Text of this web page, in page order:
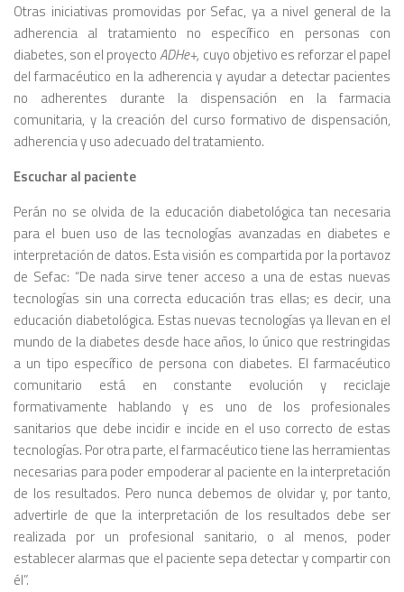
Otras iniciativas promovidas por Sefac, ya a nivel general de la
adherencia al tratamiento no específico en personas con
diabetes, son el proyectoADHe+, cuyo objetivo es reforzar el papel
del farmacéutico en la adherencia y ayudar a detectar pacientes
no adherentes durante la dispensación en la farmacia
comunitaria, y la creación del curso formativo de dispensación,
adherencia y uso adecuado del tratamiento.
Escuchar al paciente
Perán no se olvida de la educación diabetológica tan necesaria
para el buen uso de las tecnologías avanzadas en diabetes e
interpretación de datos. Esta visión es compartida por la portavoz
de Sefac: “De nada sirve tener acceso a una de estas nuevas
tecnologías sin una correcta educación tras ellas; es decir, una
educación diabetológica. Estas nuevas tecnologías ya llevan en el
mundo de la diabetes desde hace años, lo único que restringidas
a un tipo específico de persona con diabetes. El farmacéutico
comunitario está en constante evolución y reciclaje
formativamente hablando y es uno de los profesionales
sanitarios que debe incidir e incide en el uso correcto de estas
tecnologías. Por otra parte, el farmacéutico tiene las herramientas
necesarias para poder empoderar al paciente en la interpretación
de los resultados. Pero nunca debemos de olvidar y, por tanto,
advertirle de que la interpretación de los resultados debe ser
realizada por un profesional sanitario, o al menos, poder
establecer alarmas que el paciente sepa detectar y compartir con
él”.